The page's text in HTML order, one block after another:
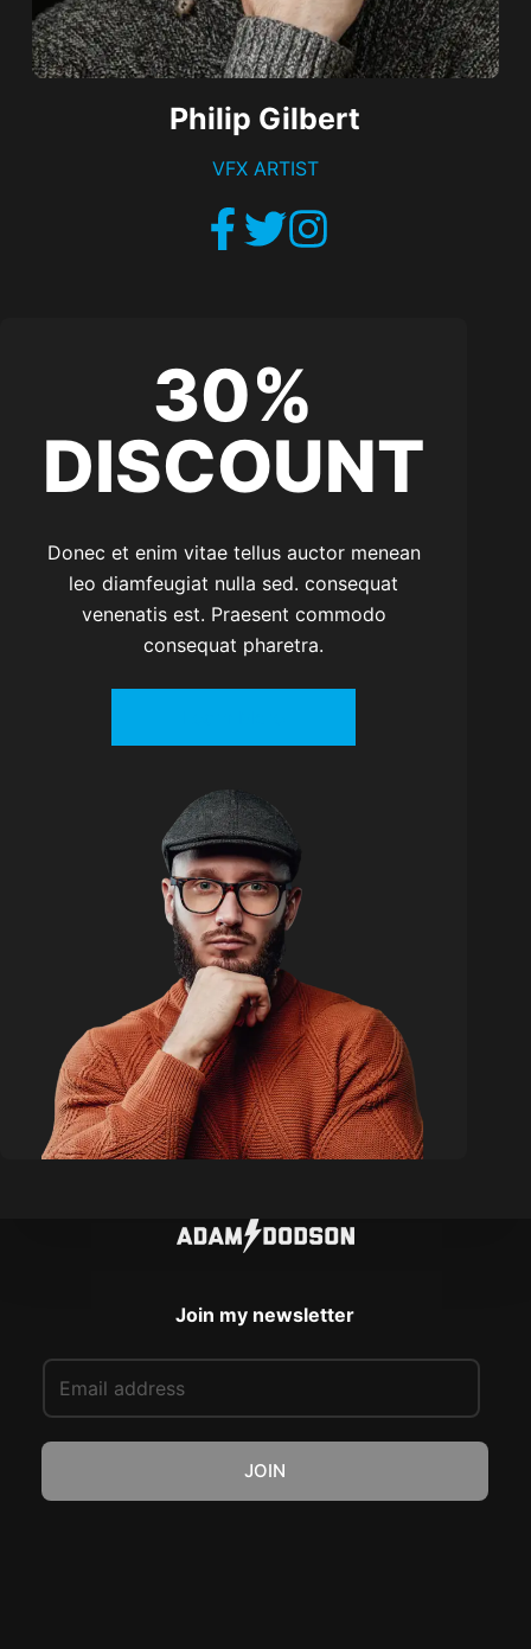
Philip Gilbert
VFX ARTIST
30%
DISCOUNT
Donec et enim vitae tellus auctor menean
leo diamfeugiat nulla sed. consequat
venenatis est. Praesent commodo
consequat pharetra.
Join my newsletter
E
i
JOIN